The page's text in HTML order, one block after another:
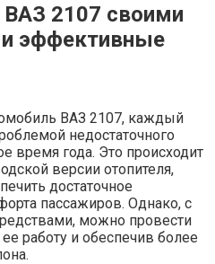
2107 своими
эффективные
ВАЗ 2107, каждый
недостаточного
время года. Это происходит
версии отопителя,
достаточное
пассажиров. Однако, с
можно провести
работу и обеспечив более